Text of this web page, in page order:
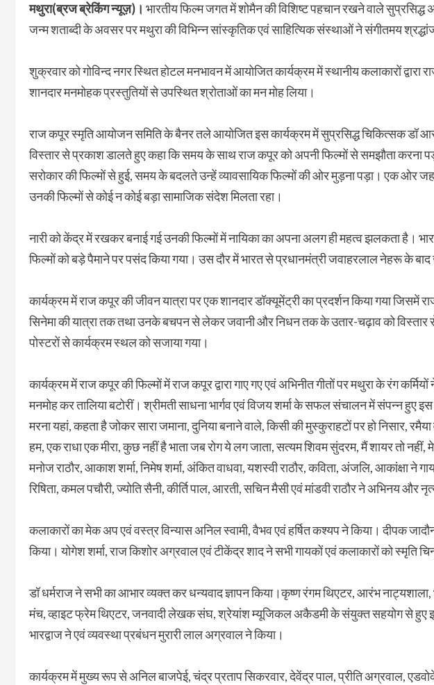
मथुरा(ब्रज ब्रेकिंग न्यूज़)। भारतीय फिल्म जगत में शोमैन की विशिष्ट पहचान रखने वाले सुप्रसिद्ध
जन्म शताब्दी के अवसर पर मथुरा की विभिन्न सांस्कृतिक एवं साहित्यिक संस्थाओं ने संगीतमय
शुक्रवार को गोविन्द नगर स्थित होटल मनभावन में आयोजित कार्यक्रम में स्थानीय कलाकारों द्वारा
शानदार मनमोहक प्रस्तुतियों से उपस्थित श्रोताओं का मन मोह लिया।
राज कपूर स्मृति आयोजन समिति के बैनर तले आयोजित इस कार्यक्रम में सुप्रसिद्ध चिकित्सक डॉ
विस्तार से प्रकाश डालते हुए कहा कि समय के साथ राज कपूर को अपनी फिल्मों से समझौता करना
सरोकार की फिल्मों से हुई, समय के बदलते उन्हें व्यावसायिक फिल्मों की ओर मुड़ना पड़ा। एक ओर
उनकी फिल्मों से कोई न कोई बड़ा सामाजिक संदेश मिलता रहा।
नारी को केंद्र में रखकर बनाई गई उनकी फिल्मों में नायिका का अपना अलग ही महत्व झलकता है।
फिल्मों को बड़े पैमाने पर पसंद किया गया। उस दौर में भारत से प्रधानमंत्री जवाहरलाल नेहरू के
कार्यक्रम में राज कपूर की जीवन यात्रा पर एक शानदार डॉक्यूमेंट्री का प्रदर्शन किया गया जिसमें
सिनेमा की यात्रा तक तथा उनके बचपन से लेकर जवानी और निधन तक के उतार-चढ़ाव को विस्तार
पोस्टरों से कार्यक्रम स्थल को सजाया गया।
कार्यक्रम में राज कपूर की फिल्मों में राज कपूर द्वारा गाए गए एवं अभिनीत गीतों पर मथुरा के रंग
मनमोह कर तालिया बटोरीं। श्रीमती साधना भार्गव एवं विजय शर्मा के सफल संचालन में संपन्न हुए इस
मरना यहां, कहता है जोकर सारा जमाना, दुनिया बनाने वाले, किसी की मुस्कुराहटों पर हो निसार,
हम, एक राधा एक मीरा, कुछ नहीं है भाता जब रोग ये लग जाता, सत्यम शिवम सुंदरम, मैं शायर तो
मनोज राठौर, आकाश शर्मा, निमेष शर्मा, अंकित वाधवा, यशस्वी राठौर, कविता, अंजलि, आकांक्षा ने
रिषिता, कमल पचौरी, ज्योति सैनी, कीर्ति पाल, आरती, सचिन मैसी एवं मांडवी राठौर ने अभिनय और
कलाकारों का मेक अप एवं वस्त्र विन्यास अनिल स्वामी, वैभव एवं हर्षित कश्यप ने किया। दीपक
किया। योगेश शर्मा, राज किशोर अग्रवाल एवं टीकेंद्र शाद ने सभी गायकों एवं कलाकारों को स्मृति
डॉ धर्मराज ने सभी का आभार व्यक्त कर धन्यवाद ज्ञापन किया।कृष्ण रंगम थिएटर, आरंभ
मंच, व्हाइट फ्रेम थिएटर, जनवादी लेखक संघ, श्रेयांश म्यूजिकल अकैडमी के संयुक्त सहयोग से हुए
भारद्वाज ने एवं व्यवस्था प्रबंधन मुरारी लाल अग्रवाल ने किया।
कार्यक्रम में मुख्य रूप से अनिल बाजपेई, चंद्र प्रताप सिकरवार, देवेंद्र पाल, प्रीति अग्रवाल,